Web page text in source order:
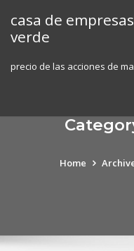
content
casa de
verde
precio de las acciones de
Home